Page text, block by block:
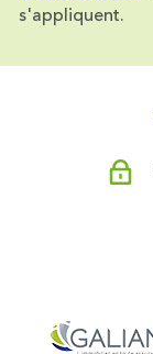
s'appliquent.